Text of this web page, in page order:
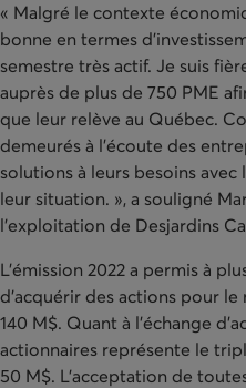
« Malgré le contexte
bonne en termes
semestre très actif. Je suis
auprès de plus de 750 PME
que leur relève au Québec.
demeurés à l’écoute des
solutions à leurs besoins
leur situation. », a souligné
l’exploitation de Desjardins
L’émission 2022 a permis à
d’acquérir des actions pour
140 M$. Quant à l’échange
actionnaires représente le
50 M$. L’acceptation de